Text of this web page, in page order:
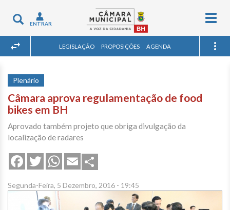
Toggle
navigation
ENTRAR
LEGISLAÇÃO PROPOSIÇÕES AGENDA
Plenário
Câmara aprova regulamentação de food
bikes em BH
Aprovado também projeto que obriga divulgação da
localização de radares
FacebookTwitterWhatsApp
Email
Segunda-Feira, 5 Dezembro, 2016 - 19:45